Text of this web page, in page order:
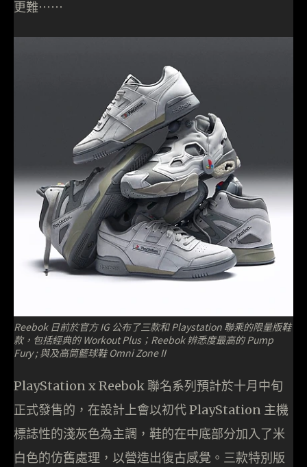
更難⋯⋯
Reebok 日前於官方 IG 公布了三款和 Playstation 聯乘的限量版鞋
款，包括經典的 Workout Plus；Reebok 辨悉度最高的 Pump
Fury ; 與及高筒籃球鞋 Omni Zone II
PlayStation x Reebok 聯名系列預計於十月中旬
正式發售的，在設計上會以初代 PlayStation 主機
標誌性的淺灰色為主調，鞋的在中底部分加入了米
白色的仿舊處理，以營造出復古感覺。三款特別版